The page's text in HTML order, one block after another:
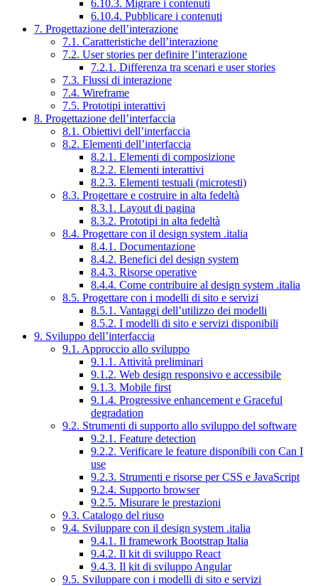
6.10.3. Migrare i contenuti
6.10.4. Pubblicare i contenuti
7. Progettazione dell’interazione
7.1. Caratteristiche dell’interazione
7.2. User stories per definire l’interazione
7.2.1. Differenza tra scenari e user stories
7.3. Flussi di interazione
7.4. Wireframe
7.5. Prototipi interattivi
8. Progettazione dell’interfaccia
8.1. Obiettivi dell’interfaccia
8.2. Elementi dell’interfaccia
8.2.1. Elementi di composizione
8.2.2. Elementi interattivi
8.2.3. Elementi testuali (microtesti)
8.3. Progettare e costruire in alta fedeltà
8.3.1. Layout di pagina
8.3.2. Prototipi in alta fedeltà
8.4. Progettare con il design system .italia
8.4.1. Documentazione
8.4.2. Benefici del design system
8.4.3. Risorse operative
8.4.4. Come contribuire al design system .italia
8.5. Progettare con i modelli di sito e servizi
8.5.1. Vantaggi dell’utilizzo dei modelli
8.5.2. I modelli di sito e servizi disponibili
9. Sviluppo dell’interfaccia
9.1. Approccio allo sviluppo
9.1.1. Attività preliminari
9.1.2. Web design responsivo e accessibile
9.1.3. Mobile first
9.1.4. Progressive enhancement e Graceful
degradation
9.2. Strumenti di supporto allo sviluppo del software
9.2.1. Feature detection
9.2.2. Verificare le feature disponibili con Can I
use
9.2.3. Strumenti e risorse per CSS e JavaScript
9.2.4. Supporto browser
9.2.5. Misurare le prestazioni
9.3. Catalogo del riuso
9.4. Sviluppare con il design system .italia
9.4.1. Il framework Bootstrap Italia
9.4.2. Il kit di sviluppo React
9.4.3. Il kit di sviluppo Angular
9.5. Sviluppare con i modelli di sito e servizi